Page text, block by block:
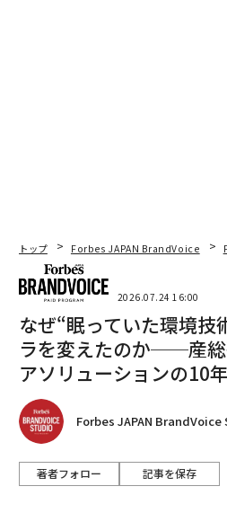
トップ Forbes JAPAN BrandVoice
2026.07.24 16:00
なぜ“眠っていた環境技
ラを変えたのか──産
アソリューションの10年
Forbes JAPAN
著者フォロー 記事を保存